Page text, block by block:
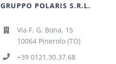
GRUPPO POLARIS S.R.L.
Via F. G. Bona, 15
10064 Pinerolo (TO)
+39 0121.30.37.68